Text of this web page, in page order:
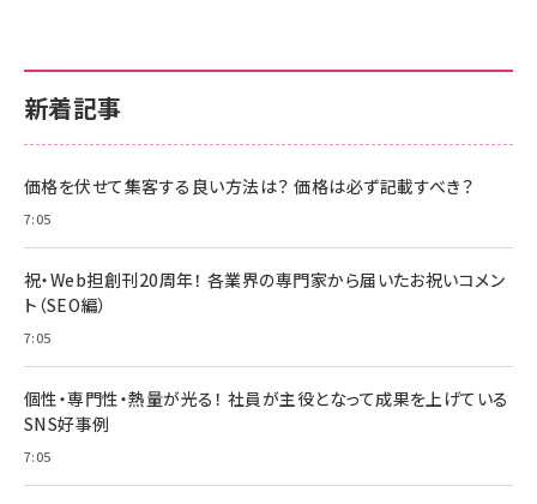
新着記事
価格を伏せて集客する良い方法は？ 価格は必ず記載すべき？
7:05
祝・Web担創刊20周年！ 各業界の専門家から届いたお祝いコメン
ト（SEO編）
7:05
個性・専門性・熱量が光る！ 社員が主役となって成果を上げている
SNS好事例
7:05